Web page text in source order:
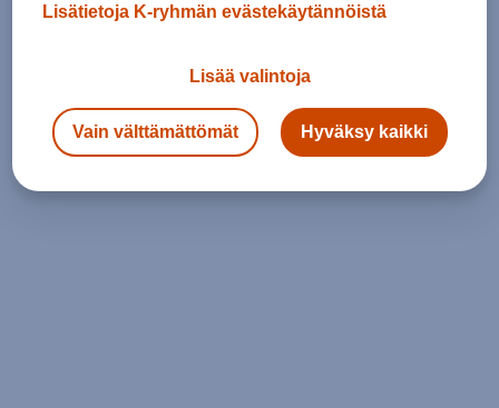
Lisätietoja K-ryhmän evästekäytännöistä
Lisää valintoja
Vain välttämättömät Hyväksy kaikki